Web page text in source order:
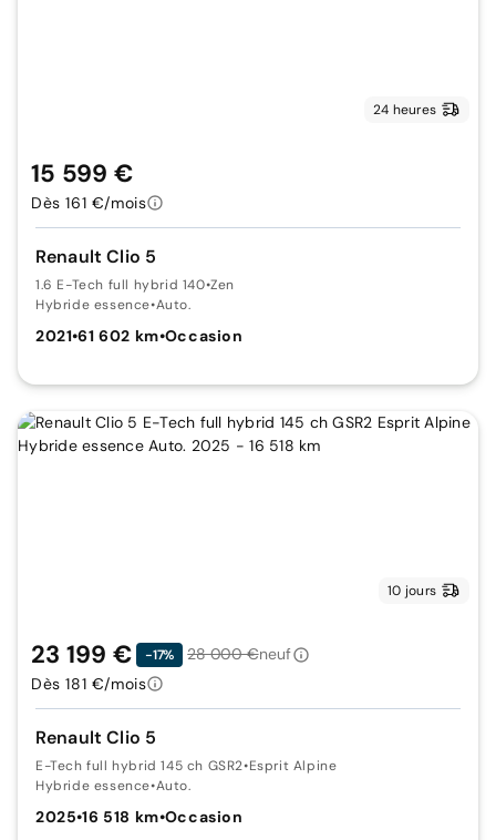
24 heures
Renault Clio 5
1.6 E-Tech full hybrid 140•Zen
Hybride essence•Auto.
2021•61 602 km•Occasion
15 599 €
Dès 161 €/mois
10 jours
Renault Clio 5
E-Tech full hybrid 145 ch GSR2•Esprit Alpine
Hybride essence•Auto.
2025•16 518 km•Occasion
23 199 € -17% 28 000 €neuf
Dès 181 €/mois